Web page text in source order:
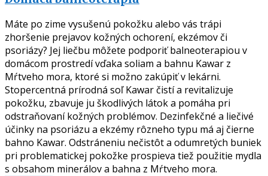
Máte po zime vysušenú pokožku alebo vás trápi
zhoršenie prejavov kožných ochorení, ekzémov či
psoriázy? Jej liečbu môžete podporiť balneoterapiou v
domácom prostredí vďaka soliam a bahnu Kawar z
Mŕtveho mora, ktoré si možno zakúpiť v lekárni.
Stopercentná prírodná soľ Kawar čistí a revitalizuje
pokožku, zbavuje ju škodlivých látok a pomáha pri
odstraňovaní kožných problémov. Dezinfekčné a liečivé
účinky na psoriázu a ekzémy rôzneho typu má aj čierne
bahno Kawar. Odstráneniu nečistôt a odumretých buniek
pri problematickej pokožke prospieva tiež použitie mydla
s obsahom minerálov a bahna z Mŕtveho mora.